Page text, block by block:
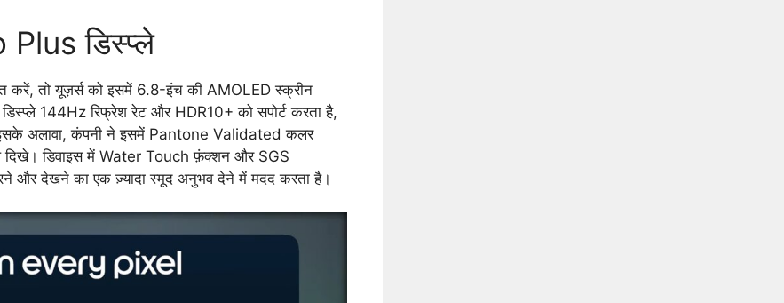
डिस्प्ले
करें, तो यूज़र्स को इसमें 6.8-इंच की AMOLED स्क्रीन
144Hz रिफ्रेश रेट और HDR10+ को सपोर्ट करता है,
अलावा, कंपनी ने इसमें Pantone Validated कलर
दिखे। डिवाइस में Water Touch फ़ंक्शन और SGS
और देखने का एक ज़्यादा स्मूद अनुभव देने में मदद करता है।